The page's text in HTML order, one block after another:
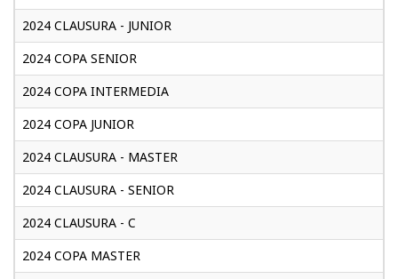
2024 CLAUSURA - JUNIOR
2024 COPA SENIOR
2024 COPA INTERMEDIA
2024 COPA JUNIOR
2024 CLAUSURA - MASTER
2024 CLAUSURA - SENIOR
2024 CLAUSURA - C
2024 COPA MASTER